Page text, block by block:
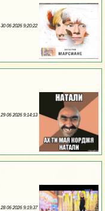
30 06 2026 9:20:22
29 06 2026 9:14:13
28 06 2026 9:19:37